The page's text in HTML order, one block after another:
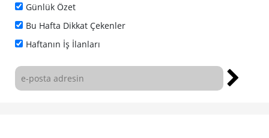
Günlük Özet
Bu Hafta Dikkat Çekenler
Haftanın İş İlanları